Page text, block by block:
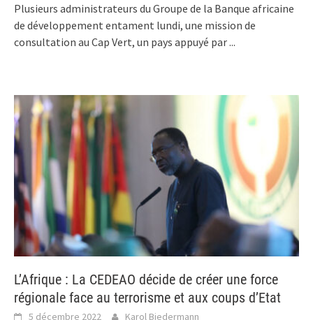
Plusieurs administrateurs du Groupe de la Banque africaine
de développement entament lundi, une mission de
consultation au Cap Vert, un pays appuyé par...
L’Afrique : La CEDEAO décide de créer une force
régionale face au terrorisme et aux coups d’Etat
5 décembre 2022 Karol Biedermann